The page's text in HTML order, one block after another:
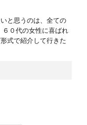
と思うのは、全ての
０代の女性に喜ばれ
式で紹介して行きた